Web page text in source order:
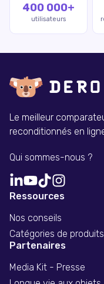
400 000+
utilisateurs
Le meilleur
reconditionnés en
Qui sommes-nous ?
Ressources
Nos conseils
Catégories de produits
Partenaires
Media Kit - Presse